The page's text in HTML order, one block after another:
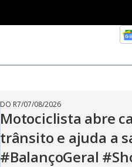
DO R7/07/08/2026
Motociclista abre
trânsito e ajuda a
#BalançoGeral